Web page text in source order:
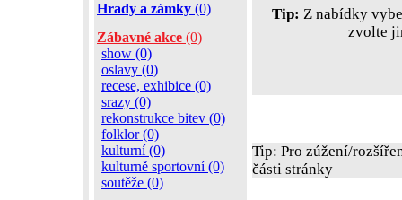
Hrady a zámky (0)
Zábavné akce (0)
show (0)
oslavy (0)
recese, exhibice (0)
srazy (0)
rekonstrukce bitev (0)
folklor (0)
kulturní (0)
kulturně sportovní (0)
soutěže (0)
Tip: Z nabídky
zvolte
Tip: Pro zúžení/
části stránky